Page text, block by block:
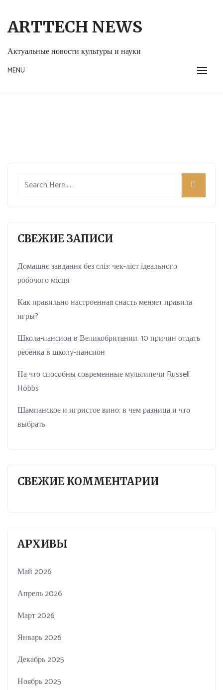
content
ARTTECH NEWS
Актуальные новости культуры и науки
MENU
СВЕЖИЕ ЗАПИСИ
Домашнє завдання без сліз: чек-ліст ідеального
робочого місця
Как правильно настроенная снасть меняет правила
игры?
Школа-пансион в Великобритании. 10 причин отдать
ребенка в школу-пансион
На что способны современные мультипечи Russell
Hobbs
Шампанское и игристое вино: в чем разница и что
выбрать
СВЕЖИЕ КОММЕНТАРИИ
АРХИВЫ
Май 2026
Апрель 2026
Март 2026
Январь 2026
Декабрь 2025
Ноябрь 2025